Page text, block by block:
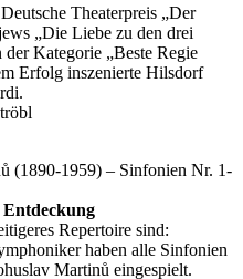
Theaterpreis „Der
„Die Liebe zu den drei
Kategorie „Beste Regie
Erfolg inszenierte Hilsdorf
(1890-1959) – Sinfonien Nr. 1-
Entdeckung
Repertoire sind:
haben alle Sinfonien
Martinů eingespielt.